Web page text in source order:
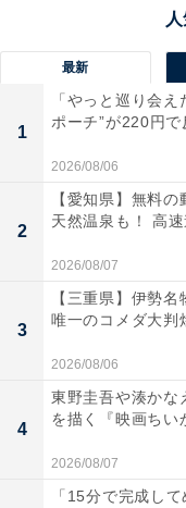
最新
1
「やっと巡り会
ポーチ”が220円で
2026/08/06
2
【愛知県】無料
天然温泉も！ 高
2026/08/07
3
【三重県】伊勢
唯一のコメダ大判
2026/08/06
4
東野圭吾や湊かな
を描く『映画ちい
2026/08/07
「15分で完成し